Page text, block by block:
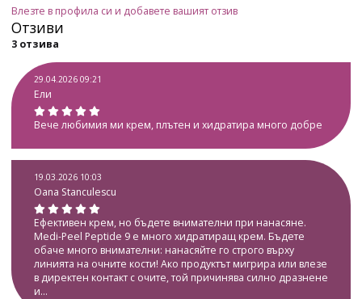
Отзиви
3 отзива
29.04.2026 09:21
Ели
Вече любимия ми крем, плътен и хидратира много добре
19.03.2026 10:03
Oana Stanculescu
Ефективен крем, но бъдете внимателни при нанасяне.
Medi-Peel Peptide 9 е много хидратиращ крем. Бъдете
обаче много внимателни: нанасяйте го строго върху
линията на очните кости! Ако продуктът мигрира или влезе
в директен контакт с очите, той причинява силно дразнене
и...
Влезте в профила си и добавете вашият отзив